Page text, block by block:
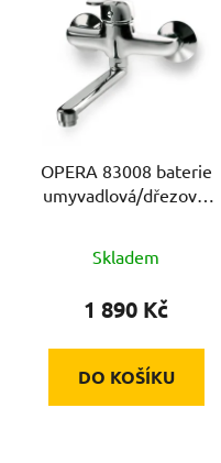
OPERA 83008 baterie
umyvadlová/dřezová,
Skladem
1 890 Kč
DO KOŠÍKU